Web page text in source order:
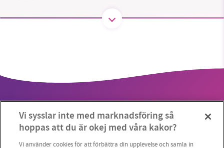
nyhetsbevakning och granskningar. Nu vill vi
utveckla vårt arbete – och vi hoppas att du
vill hjälpa oss.
Stötta vårt arbete genom att swisha en slant till
1231368703
Vi sysslar inte med marknadsföring så
hoppas att du är okej med våra kakor?
Vi använder cookies för att förbättra din upplevelse och samla in